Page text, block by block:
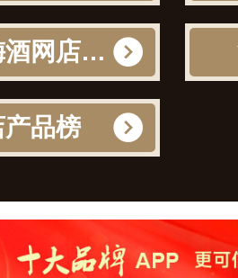
梅子酒·青梅酒网店产品榜
品榜